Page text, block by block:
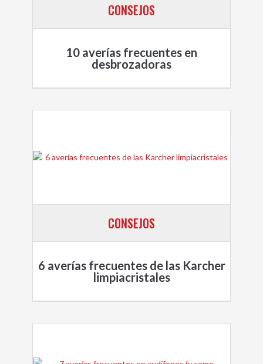
CONSEJOS
10 averías frecuentes en
desbrozadoras
CONSEJOS
6 averías frecuentes de las Karcher
limpiacristales